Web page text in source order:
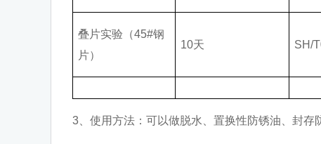
叠片实验（45#钢
片）
10天 SH/
3、使用方法：可以做脱水、置换性防锈油、封存